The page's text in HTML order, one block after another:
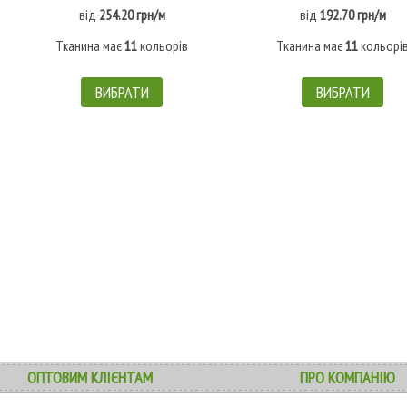
від 254.20 грн/м
Тканина має11кольорів
ВИБРАТИ
від 192.70 грн/м
Тканина має11кольорів
ВИБРАТИ
ОПТОВИМ КЛІЄНТАМ ПРО КОМПАНІЮ